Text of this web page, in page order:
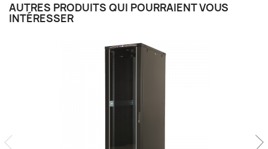
AUTRES PRODUITS QUI POURRAIENT VOUS
INTÉRESSER